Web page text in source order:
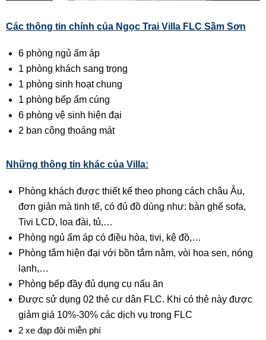
Các thông tin chính của Ngọc Trai Villa FLC Sầm Sơn
6 phòng ngủ ấm áp
1 phòng khách sang trọng
1 phòng sinh hoạt chung
1 phòng bếp ấm cúng
6 phòng vệ sinh hiện đại
2 ban công thoáng mát
Những thông tin khác của Villa:
Phòng khách được thiết kế theo phong cách châu Âu,
đơn giản mà tinh tế, có đủ đồ dùng như: bàn ghế sofa,
Tivi LCD, loa đài, tủ,…
Phòng ngủ ấm áp có điều hòa, tivi, kệ đồ,…
Phòng tắm hiện đại với bồn tắm nằm, vòi hoa sen, nóng
lạnh,…
Phòng bếp đầy đủ dụng cụ nấu ăn
Được sử dụng 02 thẻ cư dân FLC. Khi có thẻ này được
giảm giá 10%-30% các dịch vụ trong FLC
2 xe đạp đôi miễn phí